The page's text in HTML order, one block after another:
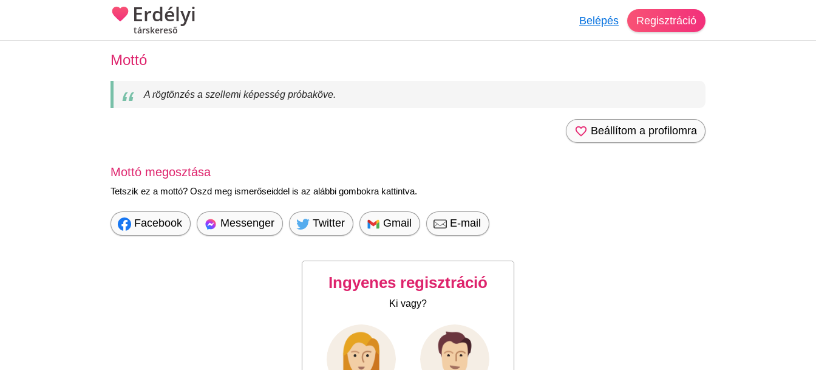
Erdélyi
társkereső
Belépés Regisztráció
Mottó
A rögtönzés a szellemi képesség próbaköve.
Beállítom a profilomra
Mottó megosztása
Tetszik ez a mottó? Oszd meg ismerőseiddel is az alábbi gombokra kattintva.
Facebook Messenger Twitter Gmail E-mail
Ingyenes regisztráció
Ki vagy?